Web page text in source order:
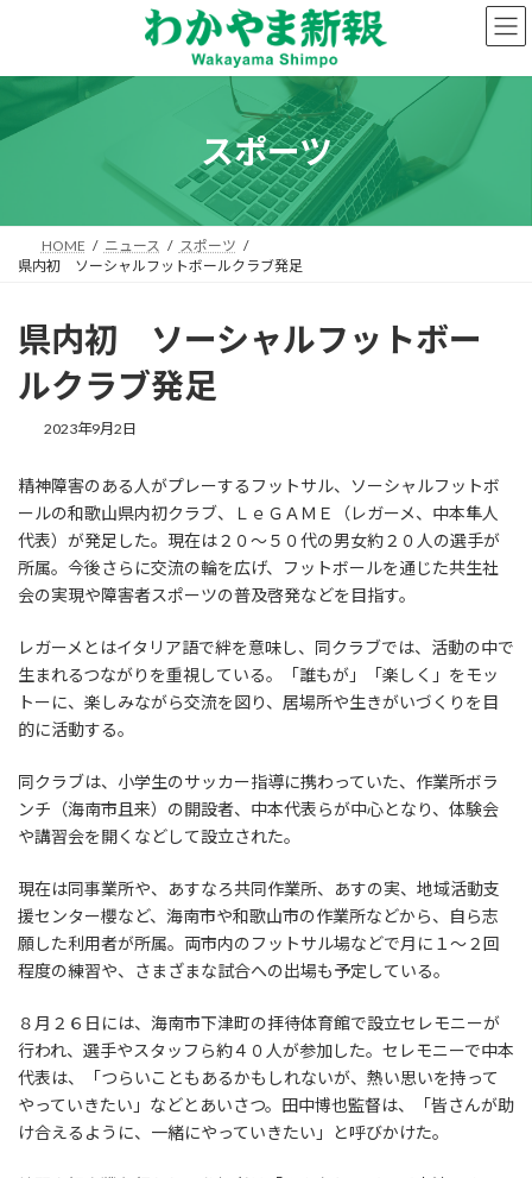
ン
へ
プ
ー
ョ
動
スポーツ
HOME ニュース
スポーツ
県内初 ソーシャルフットボールクラブ発足
県内初 ソーシャルフットボー
ルクラブ発足
2023年9月2日
精神障害のある人がプレーするフットサル、ソーシャルフットボ
ールの和歌山県内初クラブ、ＬｅＧＡＭＥ（レガーメ、中本隼人
代表）が発足した。現在は２０～５０代の男女約２０人の選手が
所属。今後さらに交流の輪を広げ、フットボールを通じた共生社
会の実現や障害者スポーツの普及啓発などを目指す。
レガーメとはイタリア語で絆を意味し、同クラブでは、活動の中で
生まれるつながりを重視している。「誰もが」「楽しく」をモッ
トーに、楽しみながら交流を図り、居場所や生きがいづくりを目
的に活動する。
同クラブは、小学生のサッカー指導に携わっていた、作業所ボラ
ンチ（海南市且来）の開設者、中本代表らが中心となり、体験会
や講習会を開くなどして設立された。
現在は同事業所や、あすなろ共同作業所、あすの実、地域活動支
援センター櫻など、海南市や和歌山市の作業所などから、自ら志
願した利用者が所属。両市内のフットサル場などで月に１～２回
程度の練習や、さまざまな試合への出場も予定している。
８月２６日には、海南市下津町の拝待体育館で設立セレモニーが
行われ、選手やスタッフら約４０人が参加した。セレモニーで中本
代表は、「つらいこともあるかもしれないが、熱い思いを持って
やっていきたい」などとあいさつ。田中博也監督は、「皆さんが助
け合えるように、一緒にやっていきたい」と呼びかけた。